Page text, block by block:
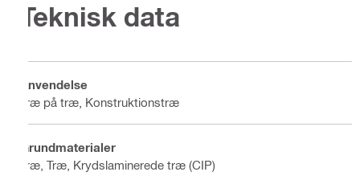
Teknisk data
Anvendelse
Træ på træ, Konstruktionstræ
Grundmaterialer
Træ, Træ, Krydslaminerede træ (CIP)